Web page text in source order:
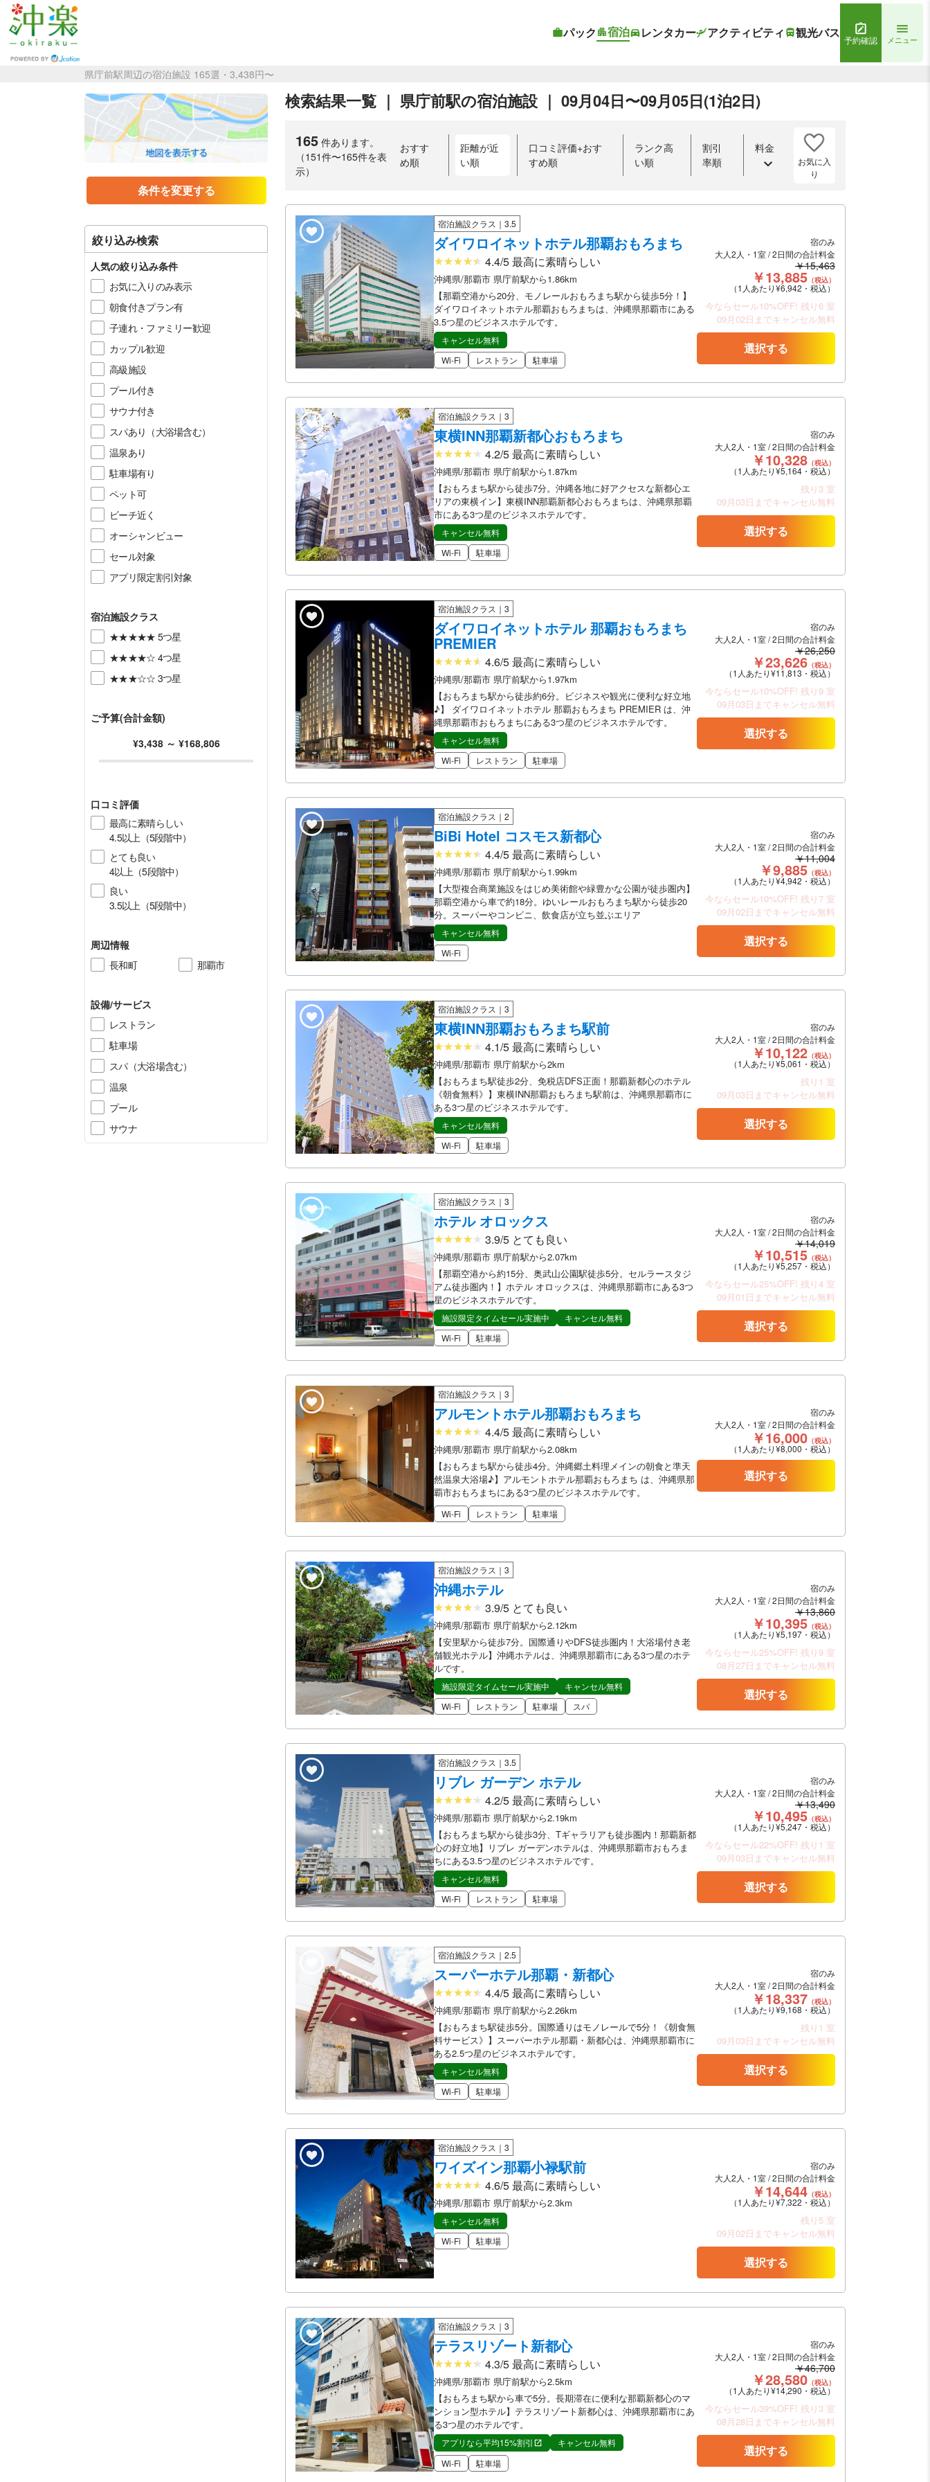
パック 宿泊 レンタカー アクティビティ 観光バス 予約確認 メニュー
県庁前駅周辺の宿泊施設 165選・3,438円〜
条件を変更する
絞り込み検索
人気の絞り込み条件
お気に入りのみ表示
朝食付きプラン有
子連れ・ファミリー歓迎
カップル歓迎
高級施設
プール付き
サウナ付き
スパあり（大浴場含む）
温泉あり
駐車場有り
ペット可
ビーチ近く
オーシャンビュー
セール対象
アプリ限定割引対象
宿泊施設クラス
★★★★★ 5つ星
★★★★☆ 4つ星
★★★☆☆ 3つ星
ご予算(合計金額)
¥3,438～ ¥168,806
口コミ評価
最高に素晴らしい
4.5以上（5段階中）
とても良い
4以上（5段階中）
良い
3.5以上（5段階中）
周辺情報
長和町
那覇市
設備/サービス
レストラン
駐車場
スパ（大浴場含む）
温泉
プール
サウナ
検索結果一覧 ｜ 県庁前駅の宿泊施設 ｜ 09月04日〜09月05日(1泊2日)
165 件あります。
（151件〜165件を表
示）
おすす
め順
距離が近
い順
口コミ評価+おす
すめ順
ランク高
い順
割引
率順
料金
お気に入
り
宿泊施設クラス｜3.5
ダイワロイネットホテル那覇おもろまち
4.4/5 最高に素晴らしい
沖縄県/那覇市 県庁前駅から1.86km
【那覇空港から20分、モノレールおもろまち駅から徒歩5分！】
ダイワロイネットホテル那覇おもろまちは、沖縄県那覇市にある
3.5つ星のビジネスホテルです。
キャンセル無料
Wi-Fi
レストラン 駐車場
宿のみ
大人2人・1室 / 2日間の合計料金
￥15,463
￥13,885 （税込）
（1人あたり¥6,942・税込）
今ならセール10%OFF! 残り6 室
09月02日までキャンセル無料
選択する
宿泊施設クラス｜3
東横INN那覇新都心おもろまち
4.2/5 最高に素晴らしい
沖縄県/那覇市 県庁前駅から1.87km
【おもろまち駅から徒歩7分。沖縄各地に好アクセスな新都心エ
リアの東横イン】東横INN那覇新都心おもろまちは、沖縄県那覇
市にある3つ星のビジネスホテルです。
キャンセル無料
Wi-Fi
駐車場
宿のみ
大人2人・1室 / 2日間の合計料金
￥10,328 （税込）
（1人あたり¥5,164・税込）
残り3 室
09月03日までキャンセル無料
選択する
宿泊施設クラス｜3
ダイワロイネットホテル 那覇おもろまち
PREMIER
4.6/5 最高に素晴らしい
沖縄県/那覇市 県庁前駅から1.97km
【おもろまち駅から徒歩約6分。ビジネスや観光に便利な好立地
♪】 ダイワロイネットホテル 那覇おもろまち PREMIER は、沖
縄県那覇市おもろまちにある3つ星のビジネスホテルです。
キャンセル無料
Wi-Fi
レストラン 駐車場
宿のみ
大人2人・1室 / 2日間の合計料金
￥26,250
￥23,626 （税込）
（1人あたり¥11,813・税込）
今ならセール10%OFF! 残り9 室
09月03日までキャンセル無料
選択する
宿泊施設クラス｜2
BiBi Hotel コスモス新都心
4.4/5 最高に素晴らしい
沖縄県/那覇市 県庁前駅から1.99km
【大型複合商業施設をはじめ美術館や緑豊かな公園が徒歩圏内】
那覇空港から車で約18分。ゆいレールおもろまち駅から徒歩20
分。スーパーやコンビニ、飲食店が立ち並ぶエリア
キャンセル無料
Wi-Fi
宿のみ
大人2人・1室 / 2日間の合計料金
￥11,004
￥9,885 （税込）
（1人あたり¥4,942・税込）
今ならセール10%OFF! 残り7 室
09月02日までキャンセル無料
選択する
宿泊施設クラス｜3
東横INN那覇おもろまち駅前
4.1/5 最高に素晴らしい
沖縄県/那覇市 県庁前駅から2km
【おもろまち駅徒歩2分、免税店DFS正面！那覇新都心のホテル
《朝食無料》】東横INN那覇おもろまち駅前は、沖縄県那覇市に
ある3つ星のビジネスホテルです。
キャンセル無料
Wi-Fi
駐車場
宿のみ
大人2人・1室 / 2日間の合計料金
￥10,122 （税込）
（1人あたり¥5,061・税込）
残り1 室
09月03日までキャンセル無料
選択する
宿泊施設クラス｜3
ホテル オロックス
3.9/5 とても良い
沖縄県/那覇市 県庁前駅から2.07km
【那覇空港から約15分、奥武山公園駅徒歩5分。セルラースタジ
アム徒歩圏内！】ホテル オロックスは、沖縄県那覇市にある3つ
星のビジネスホテルです。
施設限定タイムセール実施中
キャンセル無料
Wi-Fi
駐車場
宿のみ
大人2人・1室 / 2日間の合計料金
￥14,019
￥10,515 （税込）
（1人あたり¥5,257・税込）
今ならセール25%OFF! 残り4 室
09月01日までキャンセル無料
選択する
宿泊施設クラス｜3
アルモントホテル那覇おもろまち
4.4/5 最高に素晴らしい
沖縄県/那覇市 県庁前駅から2.08km
【おもろまち駅から徒歩4分。沖縄郷土料理メインの朝食と準天
然温泉大浴場♪】アルモントホテル那覇おもろまち は、沖縄県那
覇市おもろまちにある3つ星のビジネスホテルです。
Wi-Fi レストラン 駐車場
宿のみ
大人2人・1室 / 2日間の合計料金
￥16,000 （税込）
（1人あたり¥8,000・税込）
選択する
宿泊施設クラス｜3
沖縄ホテル
3.9/5 とても良い
沖縄県/那覇市 県庁前駅から2.12km
【安里駅から徒歩7分。国際通りやDFS徒歩圏内！大浴場付き老
舗観光ホテル】沖縄ホテルは、沖縄県那覇市にある3つ星のホテ
ルです。
施設限定タイムセール実施中
キャンセル無料
Wi-Fi
レストラン 駐車場 スパ
宿のみ
大人2人・1室 / 2日間の合計料金
￥13,860
￥10,395 （税込）
（1人あたり¥5,197・税込）
今ならセール25%OFF! 残り9 室
08月27日までキャンセル無料
選択する
宿泊施設クラス｜3.5
リブレ ガーデン ホテル
4.2/5 最高に素晴らしい
沖縄県/那覇市 県庁前駅から2.19km
【おもろまち駅から徒歩3分、Tギャラリアも徒歩圏内！那覇新都
心の好立地】リブレ ガーデンホテルは、沖縄県那覇市おもろま
ちにある3.5つ星のビジネスホテルです。
キャンセル無料
Wi-Fi
レストラン 駐車場
宿のみ
大人2人・1室 / 2日間の合計料金
￥13,490
￥10,495 （税込）
（1人あたり¥5,247・税込）
今ならセール22%OFF! 残り1 室
09月03日までキャンセル無料
選択する
宿泊施設クラス｜2.5
スーパーホテル那覇・新都心
4.4/5 最高に素晴らしい
沖縄県/那覇市 県庁前駅から2.26km
【おもろまち駅徒歩5分。国際通りはモノレールで5分！《朝食無
料サービス》】スーパーホテル那覇・新都心は、沖縄県那覇市に
ある2.5つ星のビジネスホテルです。
キャンセル無料
Wi-Fi
駐車場
宿のみ
大人2人・1室 / 2日間の合計料金
￥18,337 （税込）
（1人あたり¥9,168・税込）
残り1 室
09月03日までキャンセル無料
選択する
宿泊施設クラス｜3
ワイズイン那覇小禄駅前
4.6/5 最高に素晴らしい
沖縄県/那覇市 県庁前駅から2.3km
キャンセル無料
Wi-Fi
駐車場
宿のみ
大人2人・1室 / 2日間の合計料金
￥14,644 （税込）
（1人あたり¥7,322・税込）
残り5 室
09月02日までキャンセル無料
選択する
宿泊施設クラス｜3
テラスリゾート新都心
4.3/5 最高に素晴らしい
沖縄県/那覇市 県庁前駅から2.5km
【おもろまち駅から車で5分。長期滞在に便利な那覇新都心のマ
ンション型ホテル】テラスリゾート新都心は、沖縄県那覇市にあ
る3つ星のホテルです。
アプリなら平均15%割引
キャンセル無料
Wi-Fi
駐車場
宿のみ
大人2人・1室 / 2日間の合計料金
￥46,700
￥28,580 （税込）
（1人あたり¥14,290・税込）
今ならセール39%OFF! 残り3 室
08月28日までキャンセル無料
選択する